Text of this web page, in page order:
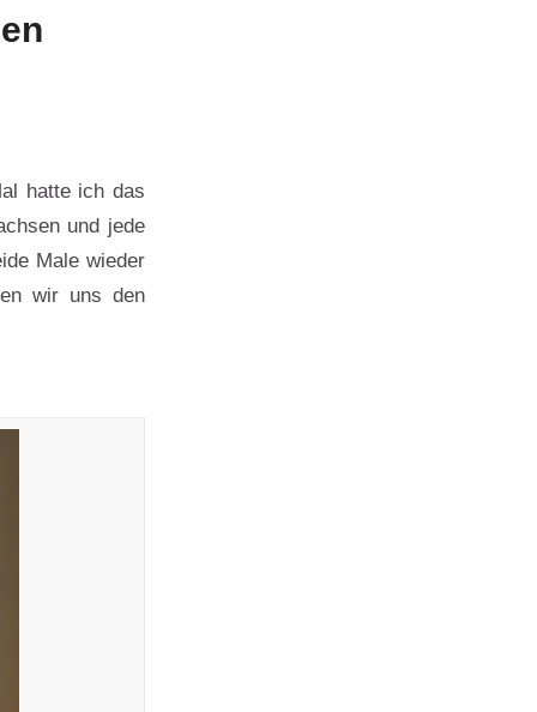
hatte ich das
und jede
Male wieder
wir uns den